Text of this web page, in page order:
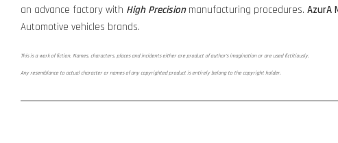
an advance factory with High Precisionmanufacturing procedures. AzurA
Automotive vehicles brands.
This is a work of fiction. Names, characters, places and incidents either are product of author's imagination or are used fictitiously.
Any resemblance to actual character or names of any copyrighted product is entirely belong to the copyright holder.